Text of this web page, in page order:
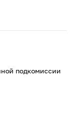
подкомиссии